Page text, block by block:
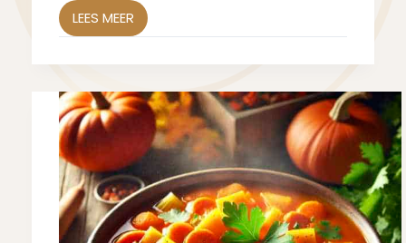
LEES MEER
DE
MAGIE
HIER:
ONTDEK
DE
MOOISTE
CADEAUS